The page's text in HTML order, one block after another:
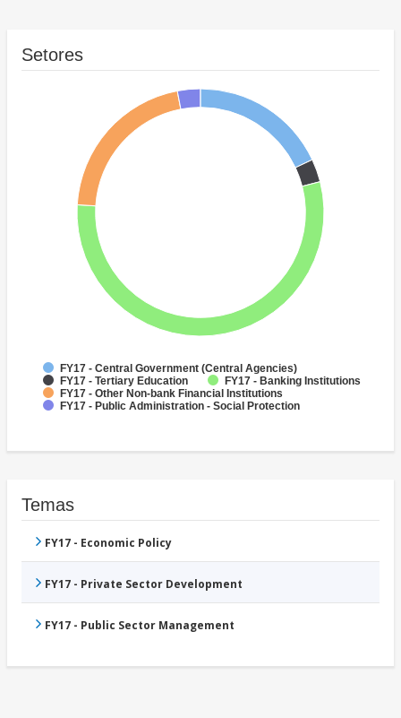
Setores
FY17 - Central Government (Central Agencies)
FY17 - Tertiary Education
FY17 - Banking Institutions
FY17 - Other Non-bank Financial Institutions
FY17 - Public Administration - Social Protection
Temas
FY17 - Economic Policy
FY17 - Private Sector Development
FY17 - Public Sector Management